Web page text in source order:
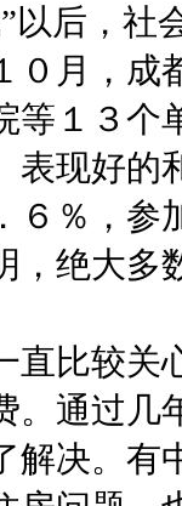
以后，社
０月，
等１３个
表现好的
６％，参
，绝大
直比较关
。通过几
解决。有